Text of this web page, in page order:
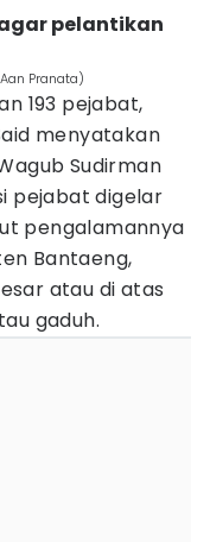
pelantikan
Pranata)
193 pejabat,
menyatakan
Sudirman
pejabat digelar
pengalamannya
Bantaeng,
atau di atas
gaduh.